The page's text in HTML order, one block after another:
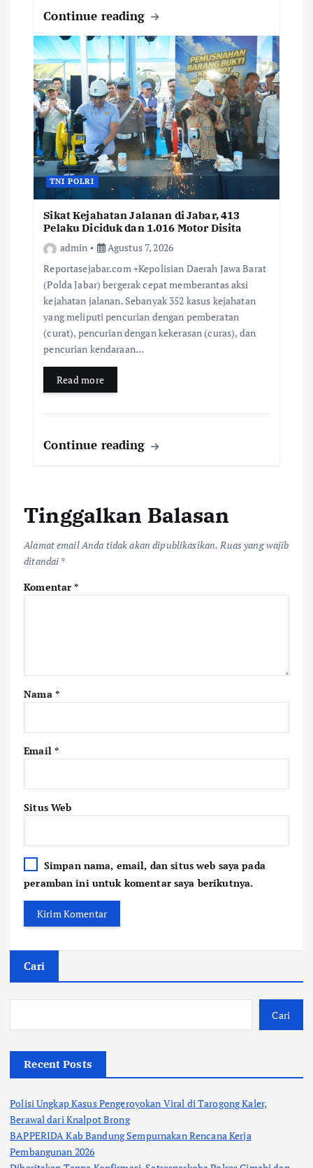
Continue reading
TNI POLRI
Sikat Kejahatan Jalanan di Jabar, 413
Pelaku Diciduk dan 1.016 Motor Disita
admin
Agustus 7, 2026
Reportasejabar.com +Kepolisian Daerah Jawa Barat
(Polda Jabar) bergerak cepat memberantas aksi
kejahatan jalanan. Sebanyak 352 kasus kejahatan
yang meliputi pencurian dengan pemberatan
(curat), pencurian dengan kekerasan (curas), dan
pencurian kendaraan…
Read more
Continue reading
Tinggalkan Balasan
Alamat email Anda tidak akan dipublikasikan. Ruas yang wajib
ditandai *
Komentar*
Nama *
Email *
Situs Web
Simpan nama, email, dan situs web saya pada
peramban ini untuk komentar saya berikutnya.
Cari
Cari
Recent Posts
Polisi Ungkap Kasus Pengeroyokan Viral di Tarogong Kaler,
Berawal dari Knalpot Brong
BAPPERIDA Kab Bandung Sempurnakan Rencana Kerja
Pembangunan 2026